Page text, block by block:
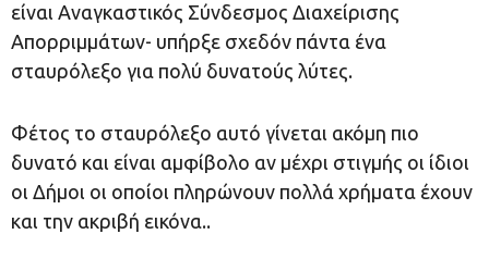
είναι Αναγκαστικός Σύνδεσμος Διαχείρισης
Απορριμμάτων- υπήρξε σχεδόν πάντα ένα
σταυρόλεξο για πολύ δυνατούς λύτες.
Φέτος το σταυρόλεξο αυτό γίνεται ακόμη πιο
δυνατό και είναι αμφίβολο αν μέχρι στιγμής οι ίδιοι
οι Δήμοι οι οποίοι πληρώνουν πολλά χρήματα έχουν
και την ακριβή εικόνα..